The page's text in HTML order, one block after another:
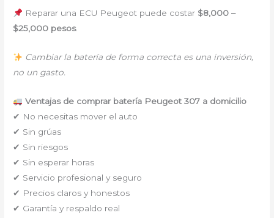
Reparar una ECU Peugeot puede costar $8,000 –
$25,000 pesos.
Cambiar la batería de forma correcta es una inversión,
no un gasto.
Ventajas de comprar batería Peugeot 307 a domicilio
✔ No necesitas mover el auto
✔ Sin grúas
✔ Sin riesgos
✔ Sin esperar horas
✔ Servicio profesional y seguro
✔ Precios claros y honestos
✔ Garantía y respaldo real